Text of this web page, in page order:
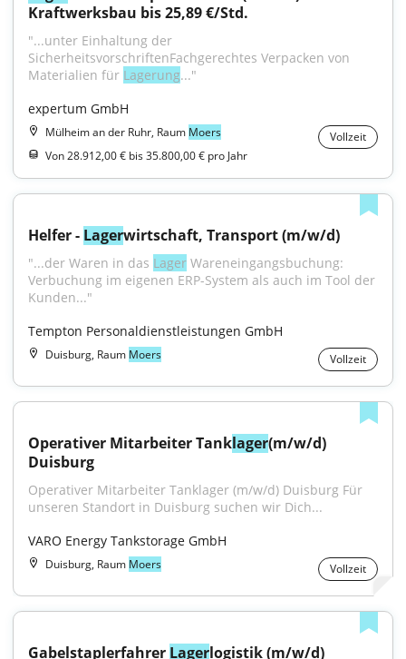
Kraftwerksbau bis 25,89 €/Std.
"...unter Einhaltung der
SicherheitsvorschriftenFachgerechtes Verpacken von
Materialien für Lagerung..."
expertum GmbH
Mülheim an der Ruhr, Raum Moers
Vollzeit
Von 28.912,00 € bis 35.800,00 € pro Jahr
Helfer - Lagerwirtschaft, Transport (m/w/d)
"...der Waren in das Lager Wareneingangsbuchung:
Verbuchung im eigenen ERP-System als auch im Tool der
Kunden..."
Tempton Personaldienstleistungen GmbH
Duisburg, Raum Moers Vollzeit
Operativer Mitarbeiter Tanklager(m/w/d)
Duisburg
Operativer Mitarbeiter Tanklager (m/w/d) Duisburg Für
unseren Standort in Duisburg suchen wir Dich...
VARO Energy Tankstorage GmbH
Duisburg, Raum Moers Vollzeit
Gabelstaplerfahrer Lagerlogistik (m/w/d)